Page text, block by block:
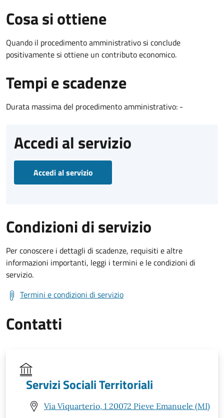
Cosa si ottiene
Quando il procedimento amministrativo si conclude
positivamente si ottiene un contributo economico.
Tempi e scadenze
Durata massima del procedimento amministrativo: -
Accedi al servizio
Accedi al servizio
Condizioni di servizio
Per conoscere i dettagli di scadenze, requisiti e altre
informazioni importanti, leggi i termini e le condizioni di
servizio.
Termini e condizioni di servizio
Contatti
Servizi Sociali Territoriali
Via Viquarterio, 1 20072 Pieve Emanuele (MI)